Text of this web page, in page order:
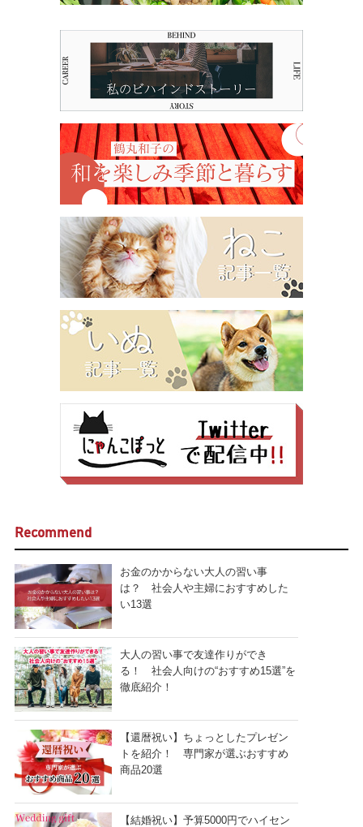
Recommend
お金のかからない大人の習い事
は？ 社会人や主婦におすすめした
い13選
大人の習い事で友達作りができ
る！ 社会人向けの“おすすめ15選”を
徹底紹介！
【還暦祝い】ちょっとしたプレゼン
トを紹介！ 専門家が選ぶおすすめ
商品20選
【結婚祝い】予算5000円でハイセン